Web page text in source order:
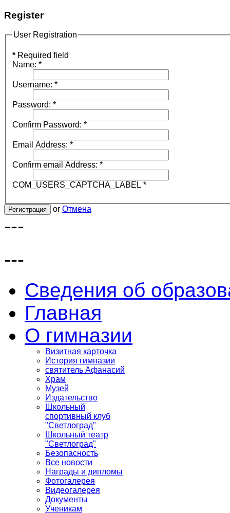
Register
User Registration
* Required field
Name: *
Username: *
Password: *
Confirm Password: *
Email Address: *
Confirm email Address: *
COM_USERS_CAPTCHA_LABEL *
Регистрация or Отмена
---
---
Сведения об
Главная
О гимназии
Визитная карточка
История гимназии
святитель Афанасий
Храм
Музей
Издательство
Школьный
спортивный клуб
"Светлоград"
Школьный театр
"Светлоград"
Безопасность
Все новости
Награды и дипломы
Фотогалерея
Видеогалерея
Документы
Ученикам